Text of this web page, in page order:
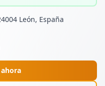
León, España